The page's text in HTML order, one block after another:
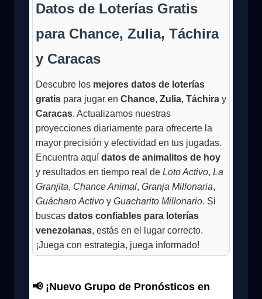
Datos de Loterías Gratis
para Chance, Zulia, Táchira
y Caracas
Descubre los mejores datos de loterías
gratispara jugar en Chance, Zulia, Táchiray
Caracas. Actualizamos nuestras
proyecciones diariamente para ofrecerte la
mayor precisión y efectividad en tus jugadas.
Encuentra aquí datos de animalitos de hoy
y resultados en tiempo real de Loto Activo, La
Granjita, Chance Animal, Granja Millonaria,
Guácharo Activoy Guacharito Millonario. Si
buscas datos confiables para loterías
venezolanas, estás en el lugar correcto.
¡Juega con estrategia, juega informado!
📢 ¡Nuevo Grupo de Pronósticos en